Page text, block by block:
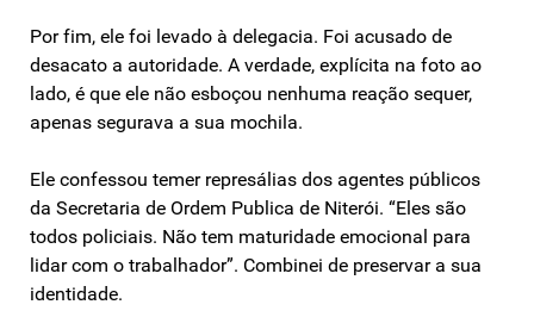
Por fim, ele foi levado à delegacia. Foi acusado de
desacato a autoridade. A verdade, explícita na foto ao
lado, é que ele não esboçou nenhuma reação sequer,
apenas segurava a sua mochila.
Ele confessou temer represálias dos agentes públicos
da Secretaria de Ordem Publica de Niterói. “Eles são
todos policiais. Não tem maturidade emocional para
lidar com o trabalhador”. Combinei de preservar a sua
identidade.